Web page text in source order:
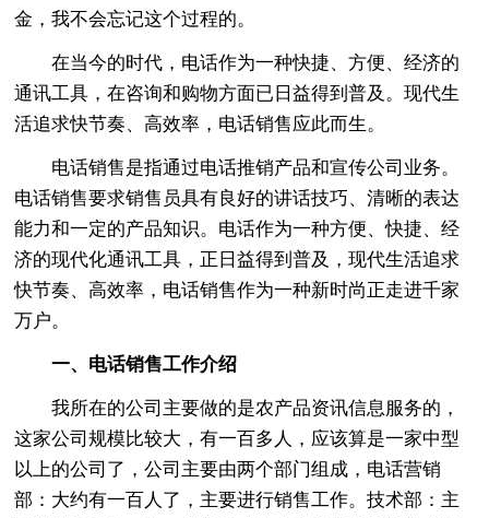
金，我不会忘记这个过程的。
在当今的时代，电话作为一种快捷、方便、经济的
通讯工具，在咨询和购物方面已日益得到普及。现代生
活追求快节奏、高效率，电话销售应此而生。
电话销售是指通过电话推销产品和宣传公司业务。
电话销售要求销售员具有良好的讲话技巧、清晰的表达
能力和一定的产品知识。电话作为一种方便、快捷、经
济的现代化通讯工具，正日益得到普及，现代生活追求
快节奏、高效率，电话销售作为一种新时尚正走进千家
万户。
一、电话销售工作介绍
我所在的公司主要做的是农产品资讯信息服务的，
这家公司规模比较大，有一百多人，应该算是一家中型
以上的公司了，公司主要由两个部门组成，电话营销
部：大约有一百人了，主要进行销售工作。技术部：主